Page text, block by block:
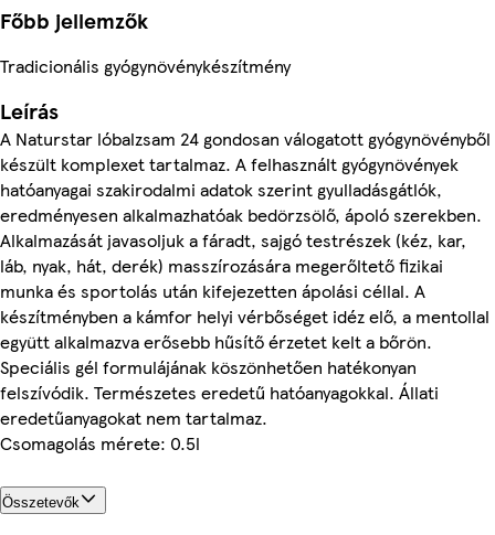
Főbb jellemzők
Tradicionális gyógynövénykészítmény
Leírás
A Naturstar lóbalzsam 24 gondosan válogatott gyógynövényből
készült komplexet tartalmaz. A felhasznált gyógynövények
hatóanyagai szakirodalmi adatok szerint gyulladásgátlók,
eredményesen alkalmazhatóak bedörzsölő, ápoló szerekben.
Alkalmazását javasoljuk a fáradt, sajgó testrészek (kéz, kar,
láb, nyak, hát, derék) masszírozására megerőltető fizikai
munka és sportolás után kifejezetten ápolási céllal. A
készítményben a kámfor helyi vérbőséget idéz elő, a mentollal
együtt alkalmazva erősebb hűsítő érzetet kelt a bőrön.
Speciális gél formulájának köszönhetően hatékonyan
felszívódik. Természetes eredetű hatóanyagokkal. Állati
eredetűanyagokat nem tartalmaz.
Csomagolás mérete: 0.5l
Összetevők